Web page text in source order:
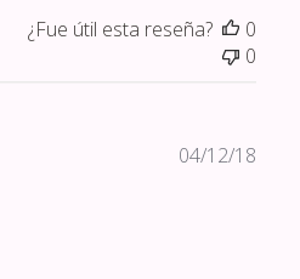
¿Fue útil esta reseña?
0
0
04/12/18